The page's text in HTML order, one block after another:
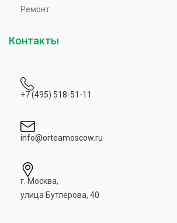
Ремонт
Контакты
+7 (495) 518-51-11
info@orteamoscow.ru
г. Москва,
улица Бутлерова, 40